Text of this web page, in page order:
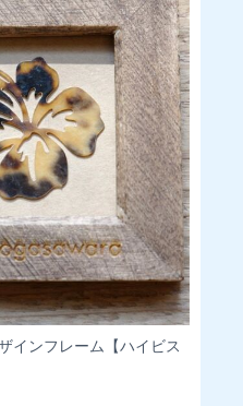
ます。消費税は内税として表
金銭
ンツ購入、ソフトウェアのダ
ーネット接続料金、通信料金
ざいます。
ので、商品ページにて個別に
インフレーム【ハイビス